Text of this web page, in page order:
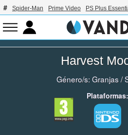
Spider-Man Prime Video PS Plus
Harvest
Género/s: Granjas/
Plataformas: